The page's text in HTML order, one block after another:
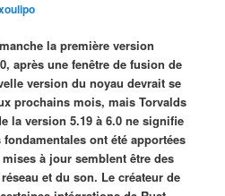
la première version
après une fenêtre de fusion de
version du noyau devrait se
prochains mois, mais Torvalds
la version 5.19 à 6.0 ne signifie
ont été apportées
à jour semblent être des
et du son. Le créateur de